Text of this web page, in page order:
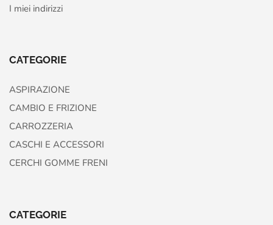
I miei indirizzi
CATEGORIE
ASPIRAZIONE
CAMBIO E FRIZIONE
CARROZZERIA
CASCHI E ACCESSORI
CERCHI GOMME FRENI
CATEGORIE